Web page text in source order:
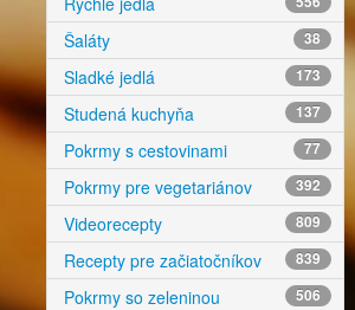
Šaláty 38
Sladké jedlá 173
Studená kuchyňa 137
Pokrmy s cestovinami 77
Pokrmy pre vegetariánov 392
Videorecepty 809
Recepty pre začiatočníkov 839
Pokrmy so zeleninou 506